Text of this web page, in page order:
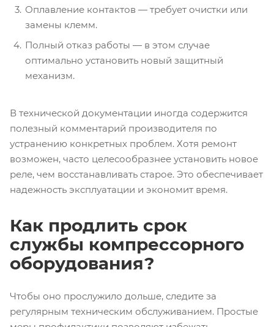
Оплавление контактов — требует очистки или
замены клемм.
Полный отказ работы — в этом случае
оптимально установить новый защитный
механизм.
В технической документации иногда содержится
полезный комментарий производителя по
устранению конкретных проблем. Хотя ремонт
возможен, часто целесообразнее установить новое
реле, чем восстанавливать старое. Это обеспечивает
надежность эксплуатации и экономит время.
Как продлить срок
службы компрессорного
оборудования?
Чтобы оно прослужило дольше, следите за
регулярным техническим обслуживанием. Простые